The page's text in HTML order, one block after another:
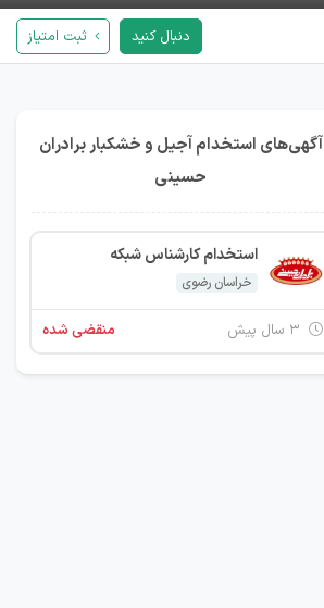
دنبال کنید ثبت امتیاز
آگهی‌های استخدام آجیل و خشکبار برادران
حسینی
استخدام کارشناس شبکه
خراسان رضوی
منقضی شده